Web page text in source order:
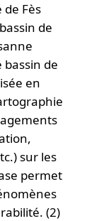
Fès
de
de
en
sur les
permet
(2)